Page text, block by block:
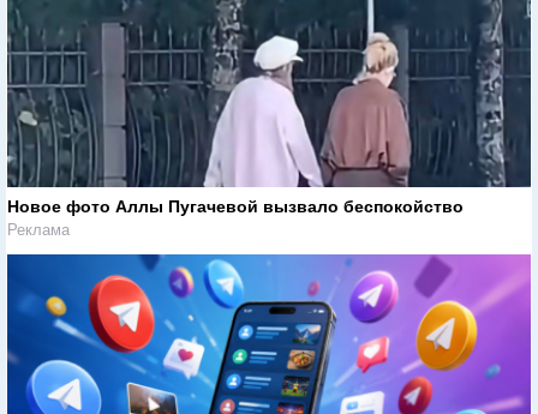
Новое фото Аллы Пугачевой вызвало беспокойство
Реклама